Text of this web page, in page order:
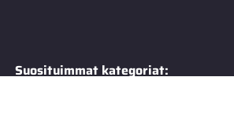
Suosituimmat kategoriat: